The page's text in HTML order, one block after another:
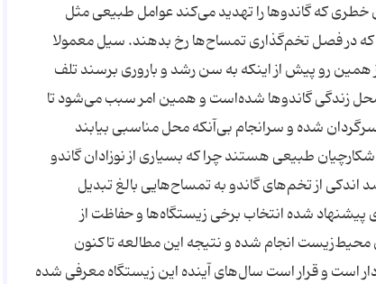
که گاندوها را تهدید می‌کند عوامل طبیعی مثل
در فصل تخم‌گذاری تمساح‌ها رخ بدهند. سیل معمولا
همین رو پیش از اینکه به سن رشد و باروری برسند تلف
زندگی گاندوها شده‌است و همین امر سبب می‌شود تا
شده و سرانجام بی‌آنکه محل مناسبی بیابند
طبیعی‌ هستند چرا که بسیاری از نوزادان گاندو
از تخم‌های گاندو به تمساح‌هایی بالغ تبدیل
شده انتخاب برخی زیستگاه‌ها و حفاظت از
محیط‌زیست انجام شده و نتیجه این مطالعه تا‌کنون
است و قرار است سال‌های آینده این زیستگاه‌ معرفی شده